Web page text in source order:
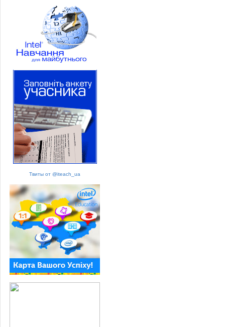
Твиты от @iteach_ua